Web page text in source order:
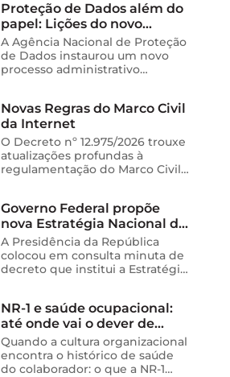
Proteção de Dados além do
papel: Lições do novo
processo sancionador da
ANPD
A Agência Nacional de Proteção
de Dados instaurou um novo
processo administrativo
organização social responsável
pela gestão de unidades
públicas de saúde …
Novas Regras do Marco Civil
da Internet
O Decreto nº 12.975/2026 trouxe
atualizações profundas à
regulamentação do Marco Civil
operações de empresas de
tecnologia no Brasil. Para ajudar
na …
Governo Federal propõe
nova Estratégia Nacional de
Segurança da Informação e
cria sistema integrado de
governança para órgãos
A Presidência da República
colocou em consulta minuta de
decreto que institui a Estratégia
Sistema Integrado de
Segurança da Informação
(SISInfo), estabelecendo …
NR-1 e saúde ocupacional:
até onde vai o dever de
cuidado da empresa?
Quando a cultura organizacional
encontra o histórico de saúde
do colaborador: o que a NR-1